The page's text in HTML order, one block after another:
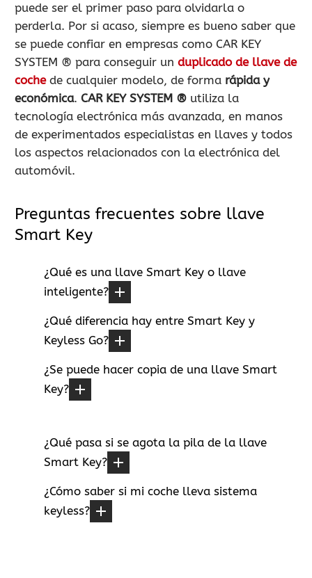
puede ser el primer paso para olvidarla o
perderla. Por si acaso, siempre es bueno saber que
se puede confiar en empresas como CAR KEY
SYSTEM ® para conseguir un duplicado de llave de
cochede cualquier modelo, de forma rápida y
económica. CAR KEY SYSTEM ® utiliza la
tecnología electrónica más avanzada, en manos
de experimentados especialistas en llaves y todos
los aspectos relacionados con la electrónica del
automóvil.
Preguntas frecuentes sobre llave
Smart Key
¿Qué es una llave Smart Key o llave
inteligente?
¿Qué diferencia hay entre Smart Key y
Keyless Go?
¿Se puede hacer copia de una llave Smart
Key?
¿Qué pasa si se agota la pila de la llave
Smart Key?
¿Cómo saber si mi coche lleva sistema
keyless?